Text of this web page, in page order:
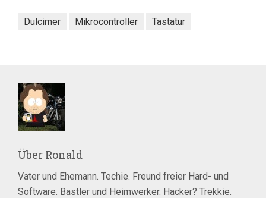
Dulcimer Mikrocontroller Tastatur
Über Ronald
Vater und Ehemann. Techie. Freund freier Hard- und
Software. Bastler und Heimwerker. Hacker? Trekkie.